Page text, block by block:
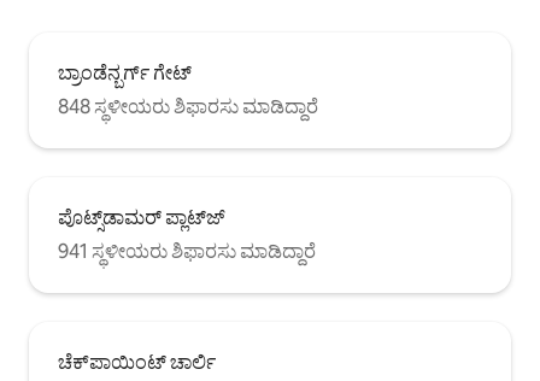
ಬ್ರಾಂಡೆನ್ಬರ್ಗ್ ಗೇಟ್
848 ಸ್ಥಳೀಯರು ಶಿಫಾರಸು ಮಾಡಿದ್ದಾರೆ
ಪೊಟ್ಸ್‌ಡಾಮರ್ ಪ್ಲಾಟ್‌ಜ್
941 ಸ್ಥಳೀಯರು ಶಿಫಾರಸು ಮಾಡಿದ್ದಾರೆ
ಚೆಕ್‌ಪಾಯಿಂಟ್ ಚಾರ್ಲಿ